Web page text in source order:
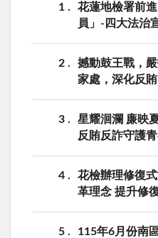
1
花蓮地檢署前
員」-四大法治
2
撼動鼓王戰，
家處，深化反
3
星耀洄瀾 廉映
反賄反詐守護
4
花檢辦理修復
革理念 提升修
5 115年6月份南